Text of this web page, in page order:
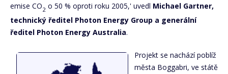
emise CO2 o 50 % oproti roku 2005,' uvedl Michael Gartner,
technický ředitel Photon Energy Group a generální
ředitel Photon Energy Australia.
Projekt se nachází poblíž
města Boggabri, ve státě